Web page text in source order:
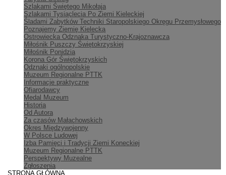
Szlakami Świętego Mikołaja
Szlakami Tysiąclecia Po Ziemi Kieleckiej
Śladami Zabytków Techniki Staropolskiego Okręgu Przemysłowego
Poznajemy Ziemię Kielecką
Ostrowiecka Odznaka Turystyczno-Krajoznawcza
Miłośnik Puszczy Świętokrzyskiej
Miłośnik Ponidzia
Korona Gór Świętokrzyskich
Odznaki ogólnopolskie
Muzeum Regionalne PTTK
Informacje praktyczne
Ofiarodawcy
Medal Muzeum
Historia
Od Autora
Za czasów Małachowskich
Okres Międzywojenny
W Polsce Ludowej
Izba Pamięci i Tradycji Ziemi Koneckiej
Muzeum Regionalne PTTK
Perspektywy Muzealne
Zgłoszenia
STRONA GŁÓWNA